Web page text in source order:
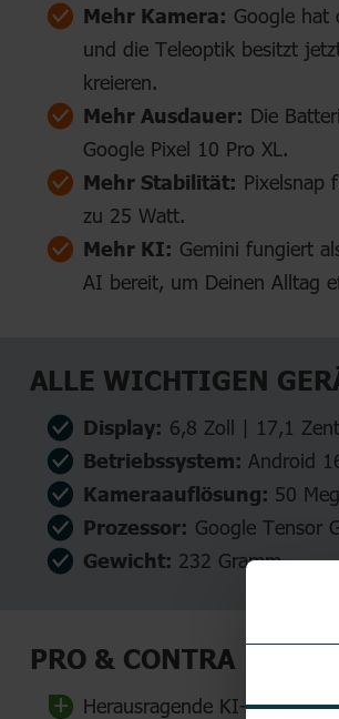
Mehr Kamera: Google hat
und die Teleoptik besitzt
kreieren.
Mehr Ausdauer: Die
Google Pixel 10 Pro XL.
Mehr Stabilität: Pixelsnap
zu 25 Watt.
Mehr KI: Gemini fungiert
AI bereit, um Deinen Alltag
ALLE WICHTIGEN
Display: 6,8 Zoll | 17,1
Betriebssystem: Android
Kameraauflösung: 50
Prozessor: Google Tensor
Gewicht: 232 Gramm
PRO & CONTRA
Herausragende KI-